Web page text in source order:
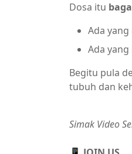
Dosa itu
Ada yang
Ada yang
Begitu pula
tubuh dan
Simak Video